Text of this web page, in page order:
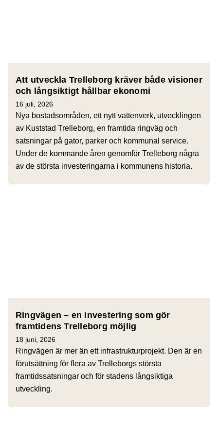
Att utveckla Trelleborg kräver både visioner
och långsiktigt hållbar ekonomi
16 juli, 2026
Nya bostadsområden, ett nytt vattenverk, utvecklingen
av Kuststad Trelleborg, en framtida ringväg och
satsningar på gator, parker och kommunal service.
Under de kommande åren genomför Trelleborg några
av de största investeringarna i kommunens historia.
Ringvägen – en investering som gör
framtidens Trelleborg möjlig
18 juni, 2026
Ringvägen är mer än ett infrastrukturprojekt. Den är en
förutsättning för flera av Trelleborgs största
framtidssatsningar och för stadens långsiktiga
utveckling.